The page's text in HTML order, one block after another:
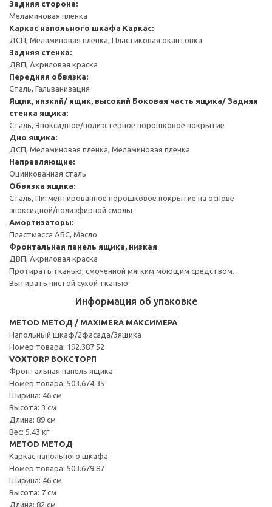
Задняя сторона:
Меламиновая пленка
Каркас напольного шкафа Каркас:
ДСП, Меламиновая пленка, Пластиковая окантовка
Задняя стенка:
ДВП, Акриловая краска
Передняя обвязка:
Сталь, Гальванизация
Ящик, низкий/ ящик, высокий Боковая часть ящика/ Задняя
стенка ящика:
Сталь, Эпоксидное/полиэстерное порошковое покрытие
Дно ящика:
ДСП, Меламиновая пленка, Меламиновая пленка
Направляющие:
Оцинкованная сталь
Обвязка ящика:
Сталь, Пигментированное порошковое покрытие на основе
эпоксидной/полиэфирной смолы
Амортизаторы:
Пластмасса АБС, Масло
Фронтальная панель ящика, низкая
ДВП, Акриловая краска
Протирать тканью, смоченной мягким моющим средством.
Вытирать чистой сухой тканью.
Информация об упаковке
METOD МЕТОД / MAXIMERA МАКСИМЕРА
Напольный шкаф/2фасада/3ящика
Номер товара: 192.387.52
VOXTORP ВОКСТОРП
Фронтальная панель ящика
Номер товара: 503.674.35
Ширина: 46 см
Высота: 3 см
Длина: 89 см
Вес: 5.43 кг
METOD МЕТОД
Каркас напольного шкафа
Номер товара: 503.679.87
Ширина: 46 см
Высота: 7 см
Длина: 82 см